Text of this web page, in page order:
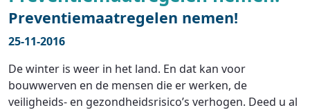
Preventiemaatregelen nemen!
25-11-2016
De winter is weer in het land. En dat kan voor
bouwwerven en de mensen die er werken, de
veiligheids- en gezondheidsrisico’s verhogen. Deed u al